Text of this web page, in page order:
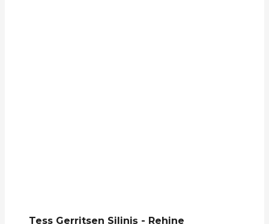
Tess Gerritsen Siliniş - Rehine